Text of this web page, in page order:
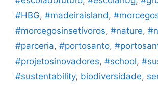
#HBG, #madeiraisland,
#morcegosinsetívoros, #nature,
#parceria, #portosanto,
#projetosinovadores, #school,
#sustentability, biodiversidade,